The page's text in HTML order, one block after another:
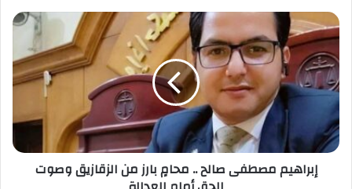
إبراهيم مصطفى صالح .. محامٍ بارز من الزقازيق وصوت